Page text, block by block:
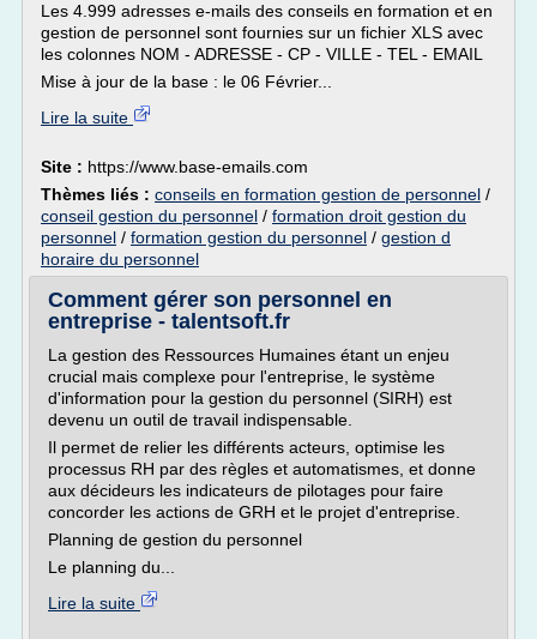
Les 4.999 adresses e-mails des conseils en formation et en
gestion de personnel sont fournies sur un fichier XLS avec
les colonnes NOM - ADRESSE - CP - VILLE - TEL - EMAIL
Mise à jour de la base : le 06 Février...
Lire la suite
Site : https://www.base-emails.com
Thèmes liés : conseils en formation gestion de personnel /
conseil gestion du personnel / formation droit gestion du
personnel / formation gestion du personnel / gestion d
horaire du personnel
Comment gérer son personnel en
entreprise - talentsoft.fr
La gestion des Ressources Humaines étant un enjeu
crucial mais complexe pour l'entreprise, le système
d'information pour la gestion du personnel (SIRH) est
devenu un outil de travail indispensable.
Il permet de relier les différents acteurs, optimise les
processus RH par des règles et automatismes, et donne
aux décideurs les indicateurs de pilotages pour faire
concorder les actions de GRH et le projet d'entreprise.
Planning de gestion du personnel
Le planning du...
Lire la suite